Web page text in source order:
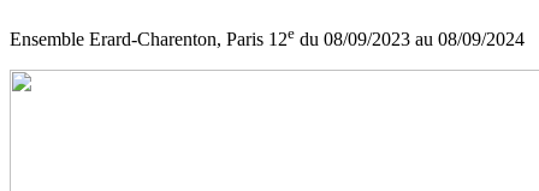
Ensemble Erard-Charenton, Paris 12e du 08/09/2023 au 08/09/2024